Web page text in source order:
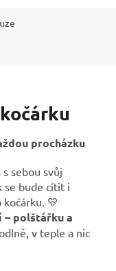
procházku
sebou svůj
se bude cítit i
💛
– polštářku a
v teple a nic